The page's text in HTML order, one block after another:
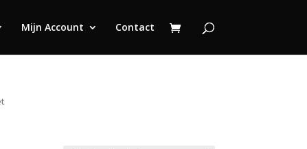
Mijn Account Contact